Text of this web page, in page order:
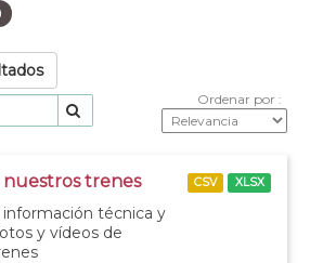
Ordenar por
nuestros trenes
información técnica y
y vídeos de
CSV XLSX